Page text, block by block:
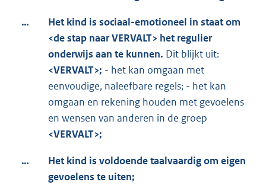
…
Het kind is sociaal-emotioneel in staat om
<de stap naar VERVALT> het regulier
onderwijs aan te kunnen. Dit blijkt uit:
<VERVALT>; - het kan omgaan met
eenvoudige, naleefbare regels; - het kan
omgaan en rekening houden met gevoelens
en wensen van anderen in de groep
<VERVALT>;
…
Het kind is voldoende taalvaardig om eigen
gevoelens te uiten;